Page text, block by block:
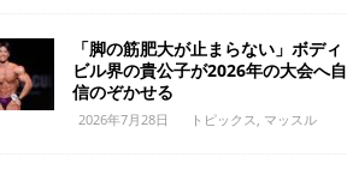
「脚の筋肥大が止まらない」ボディ
ビル界の貴公子が2026年の大会へ自
信のぞかせる
2026年7月28日 トピックス マッスル